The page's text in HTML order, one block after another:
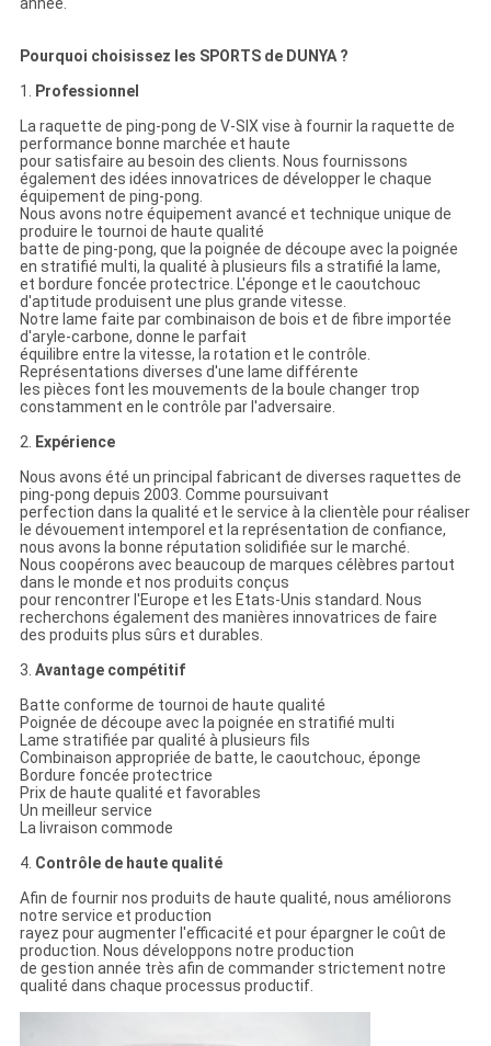
année.
Pourquoi choisissez les SPORTS de DUNYA ?
1. Professionnel
La raquette de ping-pong de V-SIX vise à fournir la raquette de
performance bonne marchée et haute
pour satisfaire au besoin des clients. Nous fournissons
également des idées innovatrices de développer le chaque
équipement de ping-pong.
Nous avons notre équipement avancé et technique unique de
produire le tournoi de haute qualité
batte de ping-pong, que la poignée de découpe avec la poignée
en stratifié multi, la qualité à plusieurs fils a stratifié la lame,
et bordure foncée protectrice. L'éponge et le caoutchouc
d'aptitude produisent une plus grande vitesse.
Notre lame faite par combinaison de bois et de fibre importée
d'aryle-carbone, donne le parfait
équilibre entre la vitesse, la rotation et le contrôle.
Représentations diverses d'une lame différente
les pièces font les mouvements de la boule changer trop
constamment en le contrôle par l'adversaire.
2. Expérience
Nous avons été un principal fabricant de diverses raquettes de
ping-pong depuis 2003. Comme poursuivant
perfection dans la qualité et le service à la clientèle pour réaliser
le dévouement intemporel et la représentation de confiance,
nous avons la bonne réputation solidifiée sur le marché.
Nous coopérons avec beaucoup de marques célèbres partout
dans le monde et nos produits conçus
pour rencontrer l'Europe et les Etats-Unis standard. Nous
recherchons également des manières innovatrices de faire
des produits plus sûrs et durables.
3. Avantage compétitif
Batte conforme de tournoi de haute qualité
Poignée de découpe avec la poignée en stratifié multi
Lame stratifiée par qualité à plusieurs fils
Combinaison appropriée de batte, le caoutchouc, éponge
Bordure foncée protectrice
Prix de haute qualité et favorables
Un meilleur service
La livraison commode
4. Contrôle de haute qualité
Afin de fournir nos produits de haute qualité, nous améliorons
notre service et production
rayez pour augmenter l'efficacité et pour épargner le coût de
production. Nous développons notre production
de gestion année très afin de commander strictement notre
qualité dans chaque processus productif.